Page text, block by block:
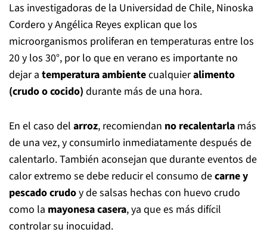
Las investigadoras de la Universidad de Chile, Ninoska
Cordero y Angélica Reyes explican que los
microorganismos proliferan en temperaturas entre los
20 y los 30°, por lo que en verano es importante no
dejar a temperatura ambientecualquieralimento
(crudo o cocido) durante más de una hora.
En el caso del arroz, recomiendan no recalentarla más
de una vez, y consumirlo inmediatamente después de
calentarlo. También aconsejan que durante eventos de
calor extremo se debe reducir el consumo decarne y
pescado crudoy de salsas hechas con huevo crudo
como la mayonesa casera, ya que es más difícil
controlar su inocuidad.